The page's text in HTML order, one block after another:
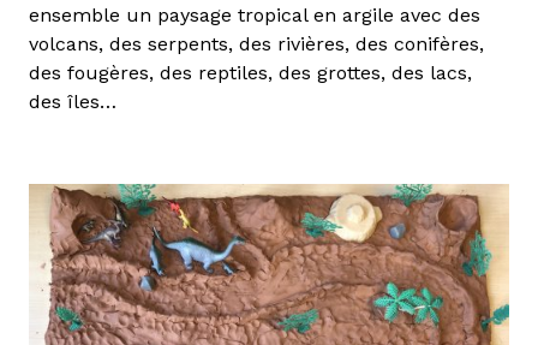
ensemble un paysage tropical en argile avec des
volcans, des serpents, des rivières, des conifères,
des fougères, des reptiles, des grottes, des lacs,
des îles…